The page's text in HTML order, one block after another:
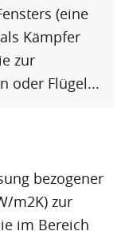
(eine
Kämpfer
zur
oder Flügel...
bezogener
m2K) zur
im Bereich